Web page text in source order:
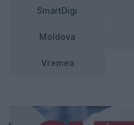
SmartDigi
Moldova
Vremea